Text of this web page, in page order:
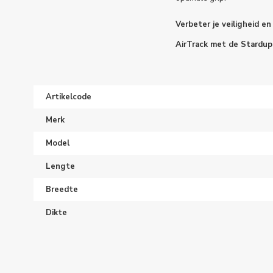
Verbeter je veiligheid
AirTrack met de
Artikelcode
Merk
Model
Lengte
Breedte
Dikte